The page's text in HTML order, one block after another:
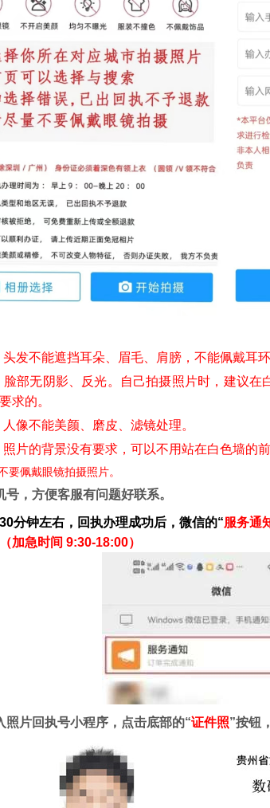
头发不能遮挡耳朵、眉毛、肩膀，不能佩戴耳
脸部无阴影、反光。自己拍摄照片时，建议
求的。
人像不能美颜、磨皮、滤镜处理。
照片的背景没有要求，可以不用站在白色墙的前
要佩戴眼镜拍摄照片。
号，方便客服有问题好联系。
分钟左右，回执办理成功后，微信的“服务通
加急时间 9:30-18:00）
照片回执号小程序，点击底部的“证件照”按钮